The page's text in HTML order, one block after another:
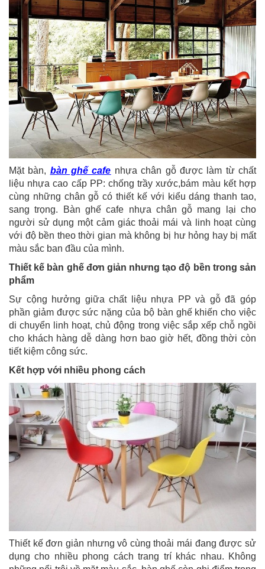
Mặt bàn, bàn ghế cafe nhựa chân gỗ được làm từ chất
liệu nhựa cao cấp PP: chống trầy xước,bám màu kết hợp
cùng những chân gỗ có thiết kế với kiểu dáng thanh tao,
sang trọng. Bàn ghế cafe nhựa chân gỗ mang lại cho
người sử dụng một cảm giác thoải mái và linh hoạt cùng
với độ bền theo thời gian mà không bị hư hỏng hay bị mất
màu sắc ban đầu của mình.
Thiết kế bàn ghế đơn giản nhưng tạo độ bền trong sản
phẩm
Sự cộng hưởng giữa chất liệu nhựa PP và gỗ đã góp
phần giảm được sức nặng của bộ bàn ghế khiến cho việc
di chuyển linh hoạt, chủ động trong việc sắp xếp chỗ ngồi
cho khách hàng dễ dàng hơn bao giờ hết, đồng thời còn
tiết kiệm công sức.
Kết hợp với nhiều phong cách
Thiết kế đơn giản nhưng vô cùng thoải mái đang được sử
dụng cho nhiều phong cách trang trí khác nhau. Không